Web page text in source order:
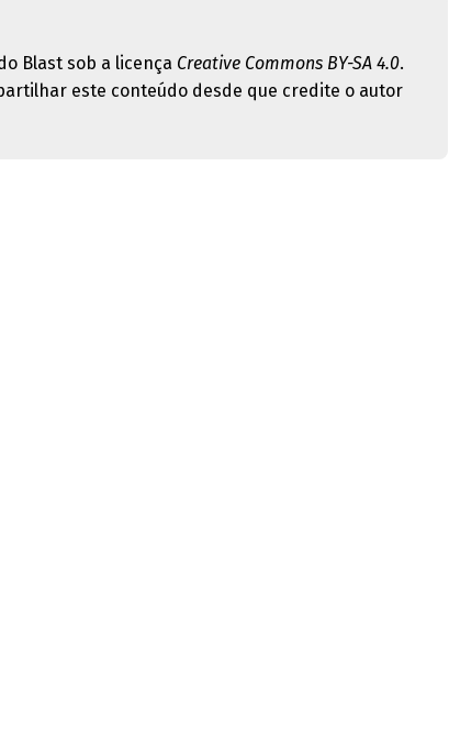
Blast sob a licença Creative Commons BY-SA 4.0.
este conteúdo desde que credite o autor